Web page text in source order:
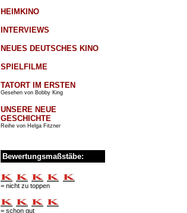
HEIMKINO
INTERVIEWS
NEUES DEUTSCHES KINO
SPIELFILME
TATORT IM ERSTEN
Gesehen von Bobby King
UNSERE NEUE
GESCHICHTE
Reihe von Helga Fitzner
Bewertungsmaßstäbe:
= nicht zu toppen
= schon gut